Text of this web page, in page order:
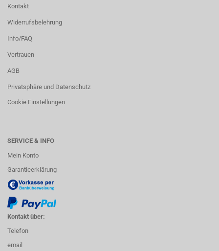
Kontakt
Widerrufsbelehrung
Info/FAQ
Vertrauen
AGB
Privatsphäre und Datenschutz
Cookie Einstellungen
SERVICE & INFO
Mein Konto
Garantieerklärung
Kontakt über:
Telefon
email